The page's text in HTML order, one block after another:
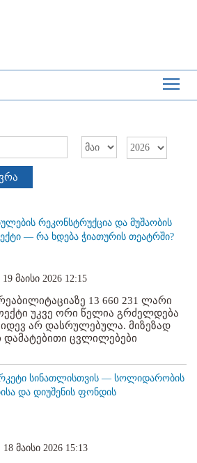
რეკონსტრუქცია და მუშაობის
— რა ხდება ჭიათურის თეატრში?
მაისი 2026 12:15
13 660 231 ლარი
უკვე ორი წელია გრძელდება
არ დასრულებულა. მიზეზად
დამატებითი ცვლილებები
სინათლისთვის — სოლიდარობის
და დიუშენის ფონდის
მაისი 2026 15:13